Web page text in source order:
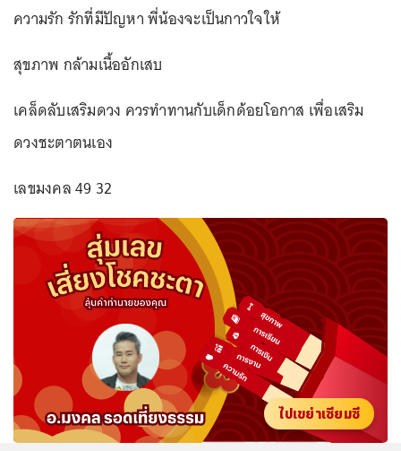
ความรัก รักที่มีปัญหา พี่น้องจะเป็นกาวใจให้
สุขภาพ กล้ามเนื้ออักเสบ
เคล็ดลับเสริมดวง ควรทำทานกับเด็กด้อยโอกาส เพื่อเสริม
ดวงชะตาตนเอง
เลขมงคล 49 32
ไปเขย่าเซียมซี